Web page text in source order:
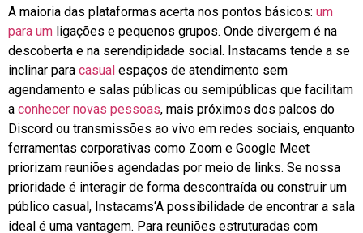
A maioria das plataformas acerta nos pontos básicos: um
para um ligações e pequenos grupos. Onde divergem é na
descoberta e na serendipidade social. Instacams tende a se
inclinar para casual espaços de atendimento sem
agendamento e salas públicas ou semipúblicas que facilitam
a conhecer novas pessoas, mais próximos dos palcos do
Discord ou transmissões ao vivo em redes sociais, enquanto
ferramentas corporativas como Zoom e Google Meet
priorizam reuniões agendadas por meio de links. Se nossa
prioridade é interagir de forma descontraída ou construir um
público casual, Instacams‘A possibilidade de encontrar a sala
ideal é uma vantagem. Para reuniões estruturadas com